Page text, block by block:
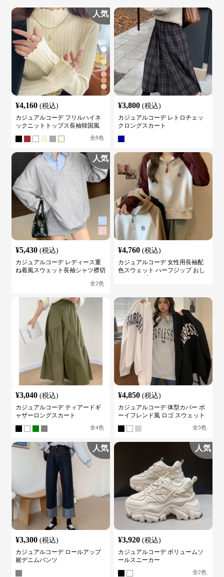
¥4,160 (税込)
カジュアルコーデ フリルハイネ
ックニットトップス長袖韓国風
全8色
¥3,800 (税込)
カジュアルコーデ レトロチェッ
クロングスカート
¥5,430 (税込)
カジュアルコーデ レディース重
ね着風スウェット長袖シャツ襟切
り替え
全2色
¥4,760 (税込)
カジュアルコーデ 女性用長袖配
色スウェット ハーフジップ おし
ゃれトップス
¥3,040 (税込)
カジュアルコーデ ティアードギ
ャザーロングスカート
¥4,850 (税込)
カジュアルコーデ 体型カバー ボ
ーイフレンド風 ロゴ スウェット
全 3色
¥3,300 (税込)
カジュアルコーデ ロールアップ
裾デニムパンツ
¥3,920 (税込)
カジュアルコーデ ボリュームソ
ールスニーカー